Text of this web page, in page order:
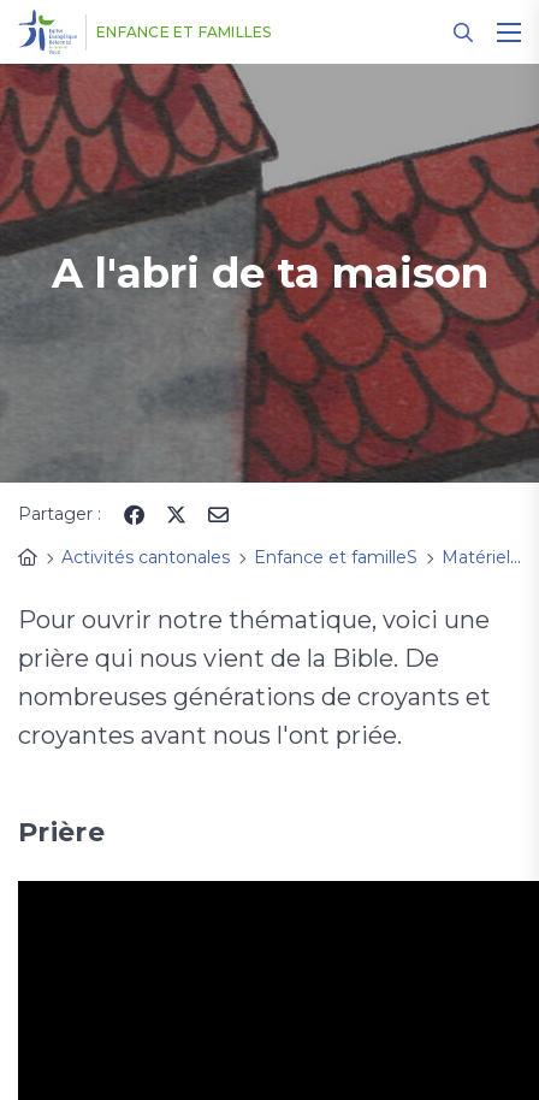
ENFANCE ET FAMILLES
A l'abri de ta maison
Partager :
Activités cantonales
Enfance et familleS Matériel d'animation
Pour ouvrir notre thématique, voici une
prière qui nous vient de la Bible. De
nombreuses générations de croyants et
croyantes avant nous l'ont priée.
Prière
Panneau de gestion des cookies